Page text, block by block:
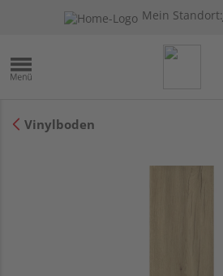
Mein Standort:
Vinylboden